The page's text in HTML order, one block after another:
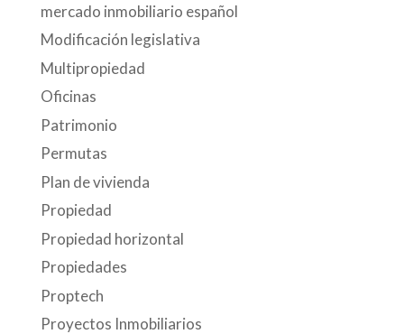
mercado inmobiliario español
Modificación legislativa
Multipropiedad
Oficinas
Patrimonio
Permutas
Plan de vivienda
Propiedad
Propiedad horizontal
Propiedades
Proptech
Proyectos Inmobiliarios